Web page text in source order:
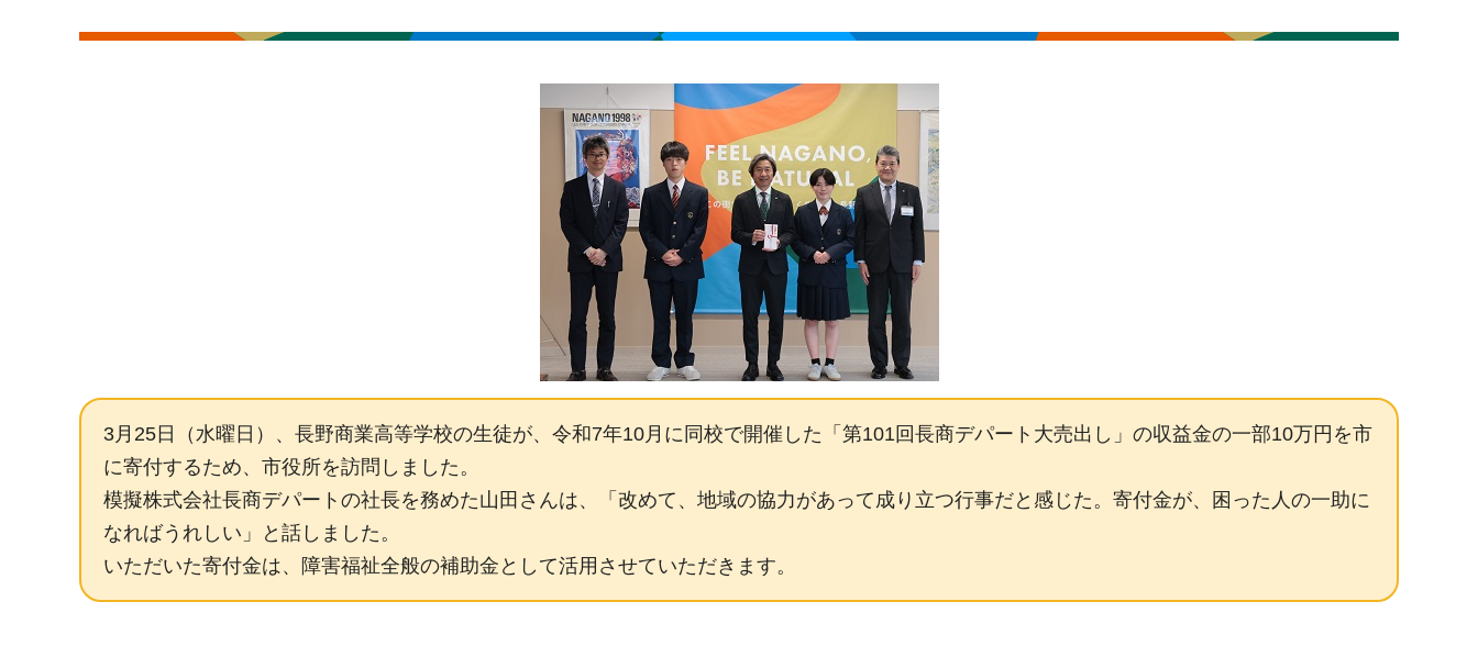
3月25日（水曜日）、長野商業高等学校の生徒が、令和7年10月に同校で開催した「第101回長商デパート大売出し」の収益金の一部10万円を市
に寄付するため、市役所を訪問しました。
模擬株式会社長商デパートの社長を務めた山田さんは、「改めて、地域の協力があって成り立つ行事だと感じた。寄付金が、困った人の一助に
なればうれしい」と話しました。
いただいた寄付金は、障害福祉全般の補助金として活用させていただきます。